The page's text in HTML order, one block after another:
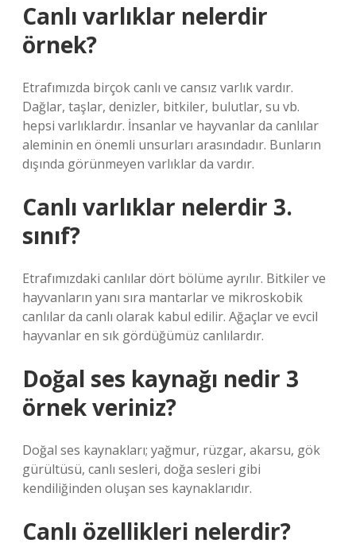
Canlı varlıklar nelerdir
örnek?
Etrafımızda birçok canlı ve cansız varlık vardır.
Dağlar, taşlar, denizler, bitkiler, bulutlar, su vb.
hepsi varlıklardır. İnsanlar ve hayvanlar da canlılar
aleminin en önemli unsurları arasındadır. Bunların
dışında görünmeyen varlıklar da vardır.
Canlı varlıklar nelerdir 3.
sınıf?
Etrafımızdaki canlılar dört bölüme ayrılır. Bitkiler ve
hayvanların yanı sıra mantarlar ve mikroskobik
canlılar da canlı olarak kabul edilir. Ağaçlar ve evcil
hayvanlar en sık gördüğümüz canlılardır.
Doğal ses kaynağı nedir 3
örnek veriniz?
Doğal ses kaynakları; yağmur, rüzgar, akarsu, gök
gürültüsü, canlı sesleri, doğa sesleri gibi
kendiliğinden oluşan ses kaynaklarıdır.
Canlı özellikleri nelerdir?